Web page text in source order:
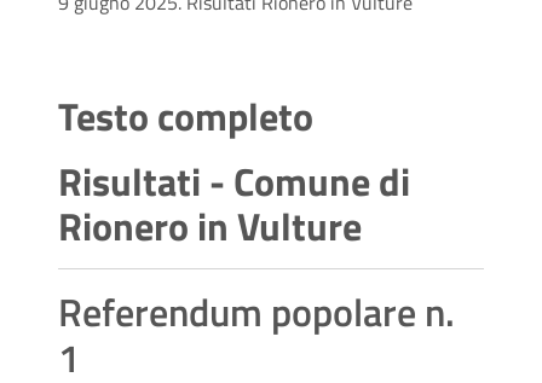
Testo completo
Risultati - Comune di
Rionero in Vulture
Referendum popolare n.
1